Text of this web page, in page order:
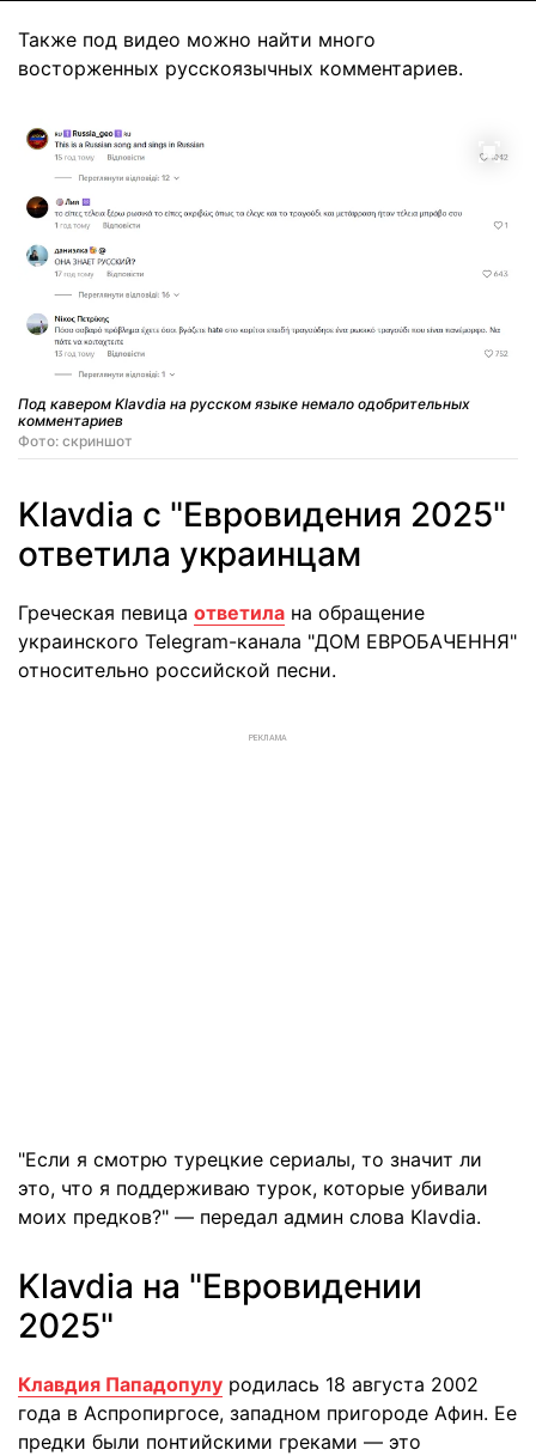
Также под видео можно найти много
восторженных русскоязычных комментариев.
Под кавером Klavdia на русском языке немало одобрительных
комментариев
Фото: скриншот
Klavdia с "Евровидения 2025"
ответила украинцам
Греческая певица ответила на обращение
украинского Telegram-канала "ДОМ ЕВРОБАЧЕННЯ"
относительно российской песни.
РЕКЛАМА
"Если я смотрю турецкие сериалы, то значит ли
это, что я поддерживаю турок, которые убивали
моих предков?" — передал админ слова Klavdia.
Klavdia на "Евровидении
2025"
Клавдия Пападопулу родилась 18 августа 2002
года в Аспропиргосе, западном пригороде Афин. Ее
предки были понтийскими греками — это